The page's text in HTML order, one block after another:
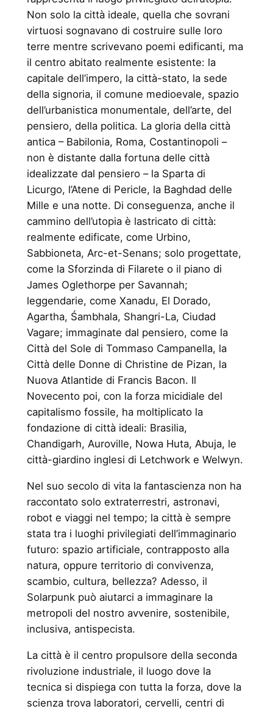
Non solo la città ideale, quella che sovrani
virtuosi sognavano di costruire sulle loro
terre mentre scrivevano poemi edificanti, ma
il centro abitato realmente esistente: la
capitale dell’impero, la città-stato, la sede
della signoria, il comune medioevale, spazio
dell’urbanistica monumentale, dell’arte, del
pensiero, della politica. La gloria della città
antica – Babilonia, Roma, Costantinopoli –
non è distante dalla fortuna delle città
idealizzate dal pensiero – la Sparta di
Licurgo, l’Atene di Pericle, la Baghdad delle
Mille e una notte. Di conseguenza, anche il
cammino dell’utopia è lastricato di città:
realmente edificate, come Urbino,
Sabbioneta, Arc-et-Senans; solo progettate,
come la Sforzinda di Filarete o il piano di
James Oglethorpe per Savannah;
leggendarie, come Xanadu, El Dorado,
Agartha, Śambhala, Shangri-La, Ciudad
Vagare; immaginate dal pensiero, come la
Città del Sole di Tommaso Campanella, la
Città delle Donne di Christine de Pizan, la
Nuova Atlantide di Francis Bacon. Il
Novecento poi, con la forza micidiale del
capitalismo fossile, ha moltiplicato la
fondazione di città ideali: Brasilia,
Chandigarh, Auroville, Nowa Huta, Abuja, le
città-giardino inglesi di Letchwork e Welwyn.
Nel suo secolo di vita la fantascienza non ha
raccontato solo extraterrestri, astronavi,
robot e viaggi nel tempo; la città è sempre
stata tra i luoghi privilegiati dell’immaginario
futuro: spazio artificiale, contrapposto alla
natura, oppure territorio di convivenza,
scambio, cultura, bellezza? Adesso, il
Solarpunk può aiutarci a immaginare la
metropoli del nostro avvenire, sostenibile,
inclusiva, antispecista.
La città è il centro propulsore della seconda
rivoluzione industriale, il luogo dove la
tecnica si dispiega con tutta la forza, dove la
scienza trova laboratori, cervelli, centri di